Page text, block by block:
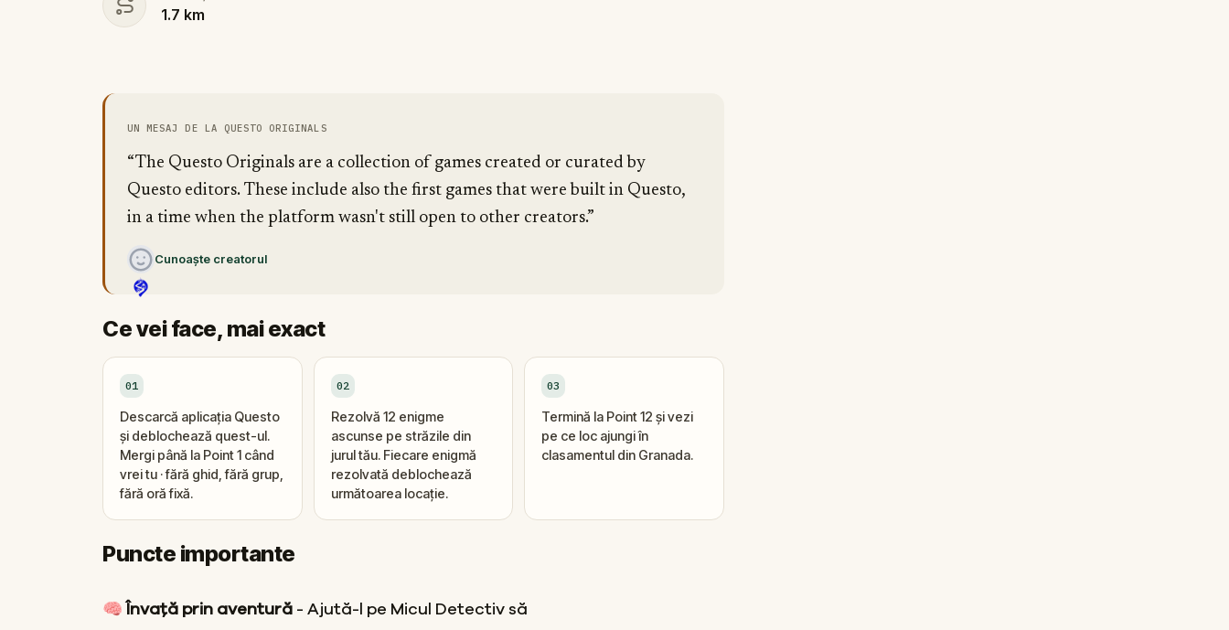
1.7 km
UN MESAJ DE LA QUESTO ORIGINALS
“The Questo Originals are a collection of games created or curated by
Questo editors. These include also the first games that were built in Questo,
in a time when the platform wasn't still open to other creators.”
Cunoaște creatorul
Ce vei face, mai exact
01
Descarcă aplicația Questo
și deblochează quest-ul.
Mergi până la Point 1 când
vrei tu · fără ghid, fără grup,
fără oră fixă.
02
Rezolvă 12 enigme
ascunse pe străzile din
jurul tău. Fiecare enigmă
rezolvată deblochează
următoarea locație.
03
Termină la Point 12 și vezi
pe ce loc ajungi în
clasamentul din Granada.
Puncte importante
🧠 Învață prin aventură - Ajută-l pe Micul Detectiv să